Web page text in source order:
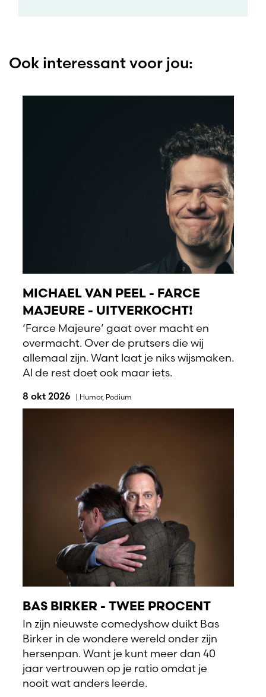
Ook interessant voor jou:
MICHAEL VAN PEEL - FARCE
MAJEURE - UITVERKOCHT!
‘Farce Majeure’ gaat over macht en
overmacht. Over de prutsers die wij
allemaal zijn. Want laat je niks wijsmaken.
Al de rest doet ook maar iets.
8 okt 2026 | Humor, Podium
BAS BIRKER - TWEE PROCENT
In zijn nieuwste comedyshow duikt Bas
Birker in de wondere wereld onder zijn
hersenpan. Want je kunt meer dan 40
jaar vertrouwen op je ratio omdat je
nooit wat anders leerde.